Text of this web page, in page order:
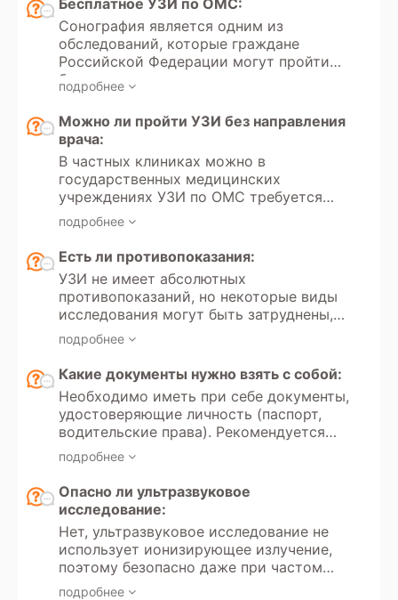
Сонография является одним из
обследований, которые граждане
Российской Федерации могут пройти
бесплатно в рамках полиса
обязательного медицинского
страхования (ОМС). Получение
направления на проведение данного
исследования регулируется
Федеральным законом РФ «Об
обязательном медицинском
страховании» № 323. В России
существует возможность пройти
добровольного медицинского
страхования (ДМС).
подробнее
Можно ли пройти УЗИ без направления
врача:
В частных клиниках можно в
государственных медицинских
учреждениях УЗИ по ОМС требуется
направление лечащего врача.
подробнее
Есть ли противопоказания:
УЗИ не имеет абсолютных
противопоказаний, но некоторые виды
исследования могут быть затруднены,
например, при выраженном метеоризме
или открытых ранах в зоне
исследования.
подробнее
Какие документы нужно взять с собой:
Необходимо иметь при себе документы,
удостоверяющие личность (паспорт,
водительские права). Рекомендуется
иметь направление от врача с указанием
цели обследования и минимальных
требований к протоколу. Для оценки
динамики состояния следует принести
результаты предыдущих обследований.
подробнее
Опасно ли ультразвуковое
исследование:
Нет, ультразвуковое исследование не
использует ионизирующее излучение,
поэтому безопасно даже при частом
многократном проведении.
подробнее